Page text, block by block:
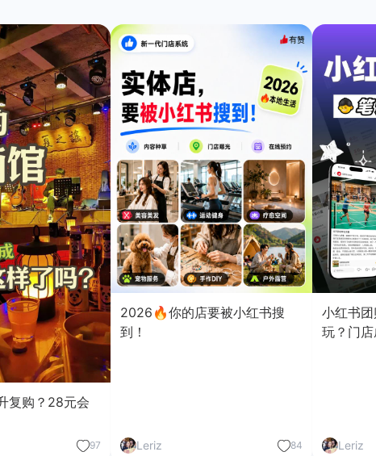
复购？28元会
97
2026🔥你的店要被小红书搜
到！
Leriz 84
小红书
玩？门
Leriz